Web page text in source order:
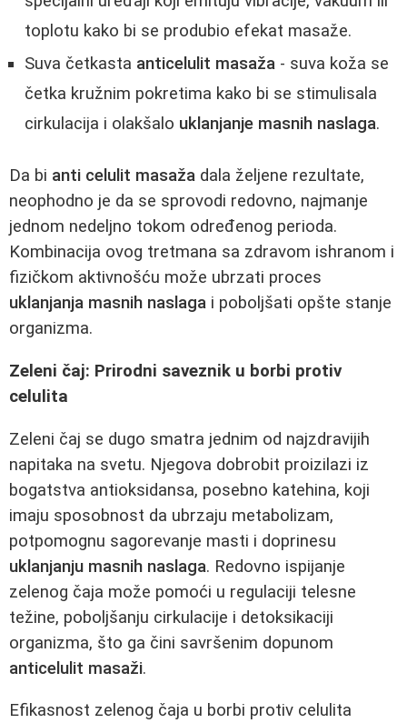
toplotu kako bi se produbio efekat masaže.
Suva četkasta anticelulit masaža - suva koža se
četka kružnim pokretima kako bi se stimulisala
cirkulacija i olakšalo uklanjanje masnih naslaga.
Da bi anti celulit masaža dala željene rezultate,
neophodno je da se sprovodi redovno, najmanje
jednom nedeljno tokom određenog perioda.
Kombinacija ovog tretmana sa zdravom ishranom i
fizičkom aktivnošću može ubrzati proces
uklanjanja masnih naslaga i poboljšati opšte stanje
organizma.
Zeleni čaj: Prirodni saveznik u borbi protiv
celulita
Zeleni čaj se dugo smatra jednim od najzdravijih
napitaka na svetu. Njegova dobrobit proizilazi iz
bogatstva antioksidansa, posebno katehina, koji
imaju sposobnost da ubrzaju metabolizam,
potpomognu sagorevanje masti i doprinesu
uklanjanju masnih naslaga. Redovno ispijanje
zelenog čaja može pomoći u regulaciji telesne
težine, poboljšanju cirkulacije i detoksikaciji
organizma, što ga čini savršenim dopunom
anticelulit masaži.
Efikasnost zelenog čaja u borbi protiv celulita